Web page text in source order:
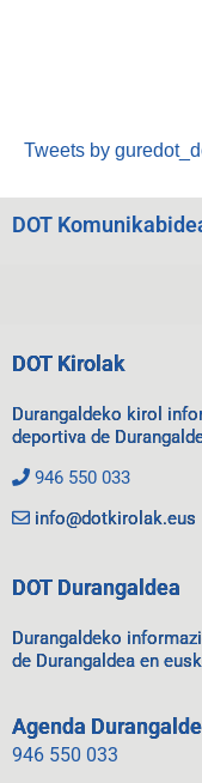
Tweets by
DOT
DOT Kirolak
Durangaldeko kirol
deportiva de
946 550 033
info@dotkirolak.eus
DOT Durangaldea
Durangaldeko
de Durangaldea en
Agenda
946 550 033